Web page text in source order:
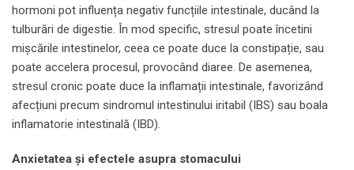
hormoni pot influența negativ funcțiile intestinale, ducând la
tulburări de digestie. În mod specific, stresul poate încetini
mișcările intestinelor, ceea ce poate duce la constipație, sau
poate accelera procesul, provocând diaree. De asemenea,
stresul cronic poate duce la inflamații intestinale, favorizând
afecțiuni precum sindromul intestinului iritabil (IBS) sau boala
inflamatorie intestinală (IBD).
Anxietatea și efectele asupra stomacului